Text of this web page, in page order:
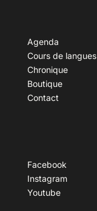
Agenda
Cours de langues
Chronique
Boutique
Contact
Facebook
Instagram
Youtube